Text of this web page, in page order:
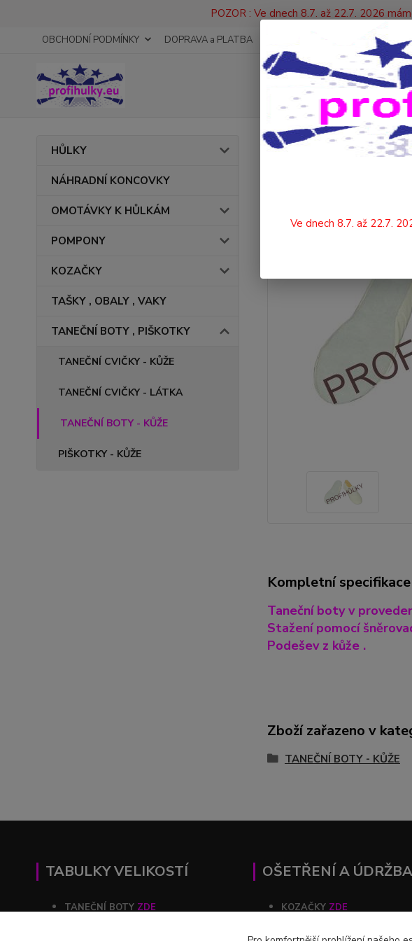
POZOR : Ve dnech 8.7. až 22.7. 2026
OBCHODNÍ PODMÍNKY DOPRAVA a PLATBA
HŮLKY
NÁHRADNÍ KONCOVKY
OMOTÁVKY K HŮLKÁM
POMPONY
KOZAČKY
TAŠKY , OBALY , VAKY
TANEČNÍ BOTY , PIŠKOTKY
TANEČNÍ CVIČKY - KŮŽE
TANEČNÍ CVIČKY - LÁTKA
TANEČNÍ BOTY - KŮŽE
PIŠKOTKY - KŮŽE
Úvod TANEČNÍ BOTY ,
TANEČNÍ
Kompletní specifikace
Taneční boty v
Stažení pomocí
Podešev z kůže .
Zboží zařazeno v
TANEČNÍ BOTY - KŮŽE
TABULKY VELIKOSTÍ
TANEČNÍ BOTY ZDE
OŠETŘENÍ A ÚDRŽBA
KOZAČKY ZDE
Ve dnech 8.7. až 22.7.